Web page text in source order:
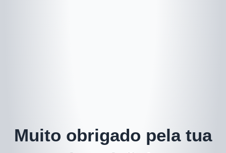
Muito obrigado pela tua